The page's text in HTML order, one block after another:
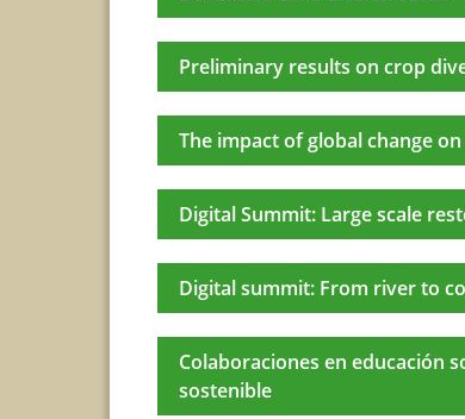
Preliminary results on crop
The impact of global change
Digital Summit: Large scale
Digital summit: From river to
Colaboraciones en educación
sostenible